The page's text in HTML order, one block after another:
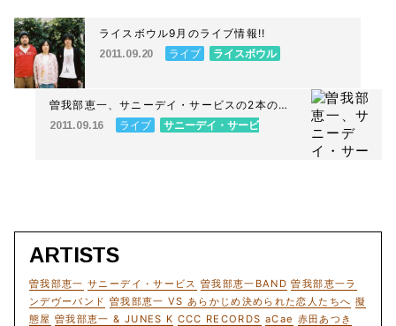
ライスボウル9月のライブ情報!!
2011.09.20 ライブ ライスボウル
曽我部恵一、サニーデイ・サービスの2本の
LIVE出演が決定しました。
2011.09.16 ライブ
サニーデイ・サービ
ARTISTS
曽我部恵一 サニーデイ・サービス 曽我部恵一BAND 曽我部恵一ラ
ンデヴーバンド 曽我部恵一 VS あらかじめ決められた恋人たちへ 擬
態屋 曽我部恵一 & JUNES K CCC RECORDS aCae 赤田あつき